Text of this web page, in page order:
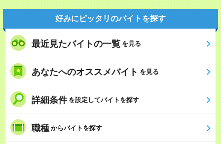
好みにピッタリのバイトを探す
最近見たバイトの一覧 を見る
あなたへのオススメバイト を見る
詳細条件 を設定してバイトを探す
職種 からバイトを探す